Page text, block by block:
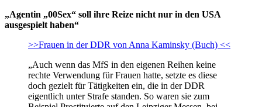
„Agentin „00Sex“ soll ihre Reize nicht nur in den USA
ausgespielt haben“
>>Frauen in der DDR von Anna Kaminsky (Buch) <<
„Auch wenn das MfS in den eigenen Reihen keine
rechte Verwendung für Frauen hatte, setzte es diese
doch gezielt für Tätigkeiten ein, die in der DDR
eigentlich unter Strafe standen. So waren sie zum